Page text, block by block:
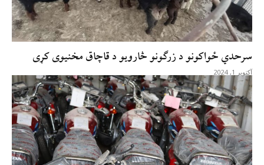
سرحدي ځواکونو د زرګونو څارویو د قاچاق مخنیوی کړی
آکتوبر 1, 2024